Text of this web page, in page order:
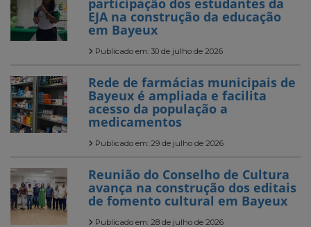
participação dos estudantes da
EJA na construção da educação
em Bayeux
Publicado em: 30 de julho de 2026
Rede de farmácias municipais de
Bayeux é ampliada e facilita
acesso da população a
medicamentos
Publicado em: 29 de julho de 2026
Reunião do Conselho de Cultura
avança na construção dos editais
de fomento cultural em Bayeux
Publicado em: 28 de julho de 2026